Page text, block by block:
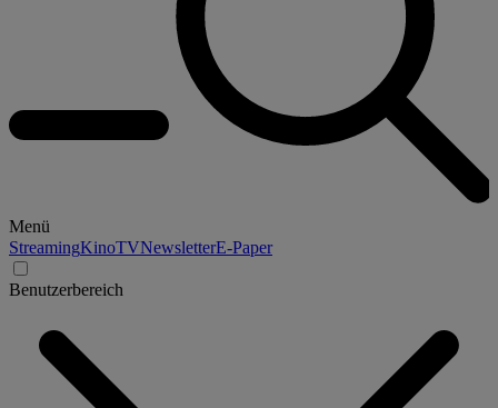
Menü
StreamingKinoTVNewsletterE-Paper
Benutzerbereich